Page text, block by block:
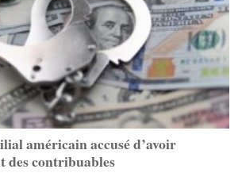
américain accusé d’avoir
des contribuables